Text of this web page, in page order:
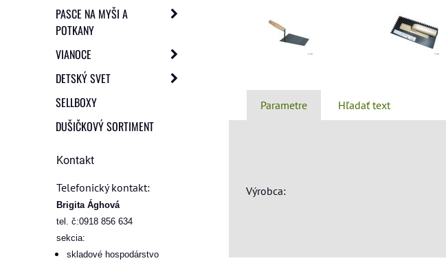
Parametre Hľadať text
Výrobca:
PASCE NA MYŠI A
POTKANY
VIANOCE
DETSKÝ SVET
SELLBOXY
DUŠIČKOVÝ SORTIMENT
Kontakt
Telefonický kontakt:
Brigita Ághová
tel. č:0918 856 634
sekcia:
skladové hospodárstvo